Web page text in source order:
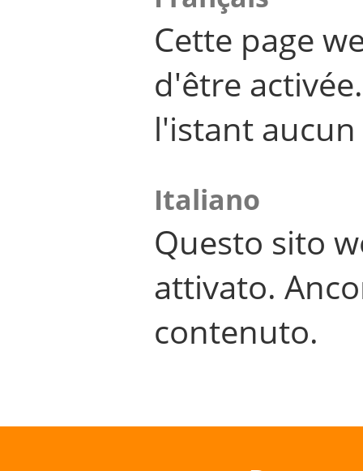
Cette page
d'être
l'istant
Italiano
Questo sito
attivato.
contenuto.